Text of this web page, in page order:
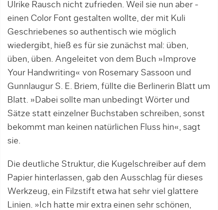
Ulrike Rausch nicht zufrieden. Weil sie nun aber ­
einen Color Font gestalten wollte, der mit Kuli
Geschriebenes so authentisch wie möglich
wiedergibt, hieß es für sie zunächst mal: üben,
üben, üben. Angeleitet von dem Buch »Improve
Your Handwriting« von Rosemary Sassoon und
Gunnlaugur S. E. Briem, füllte die Berlinerin Blatt um
Blatt. »Dabei sollte man unbedingt Wörter und
Sätze statt einzelner Buchstaben schreiben, sonst
bekommt man keinen natürlichen Fluss hin«, sagt
sie.
Die deutliche Struktur, die Kugelschreiber auf dem
Papier hinterlassen, gab den Ausschlag für dieses
Werkzeug, ein Filzstift etwa hat sehr viel glattere
Linien. »Ich hatte mir extra einen sehr schönen,